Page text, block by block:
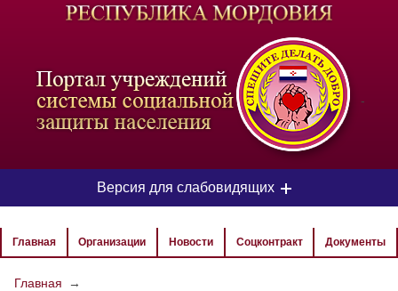
-
Версия для слабовидящих
ЦВЕТОВАЯ СХЕМА
Главная Организации Новости Соцконтракт Документы
Главная
→